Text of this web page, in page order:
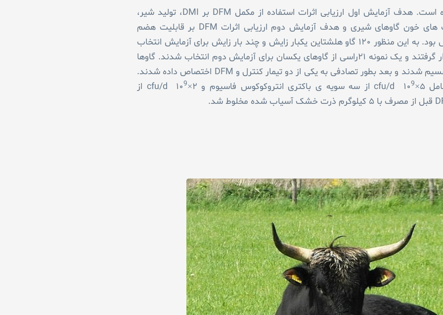
این پژوهش طی دو آزمایش انجام شده است. هدف آزمایش اول ارزیابی اثرات استفاده از مکمل DFM بر DMI، تولید شیر،
ترکیبات شیر، وقوع بیماری و متابولیت های خون گاوهای شیری و هدف آزمایش دوم ارزیابی اثرات DFM بر قابلیت هضم
ظاهری مواد مغذی در کل دستگاه گوارش بود. به این منظور ۱۲۰ گاو هلشتاین یکبار زایش و چند بار زایش برای آزمایش انتخاب
شده و در آزمایش اول مورد استفاده قرار گرفتند و یک نمونه ۲۱راسی از گاوهای یکسان برای آزمایش دوم انتخاب شدند. گاوها
براساس تاریخ گوساله زایی به ۶ بلوک تقسیم شدند و بعد بطور تصادفی به یکی از دو تیمار کنترل و DFM اختصاص داده شدند.
9
9 cfu/d از